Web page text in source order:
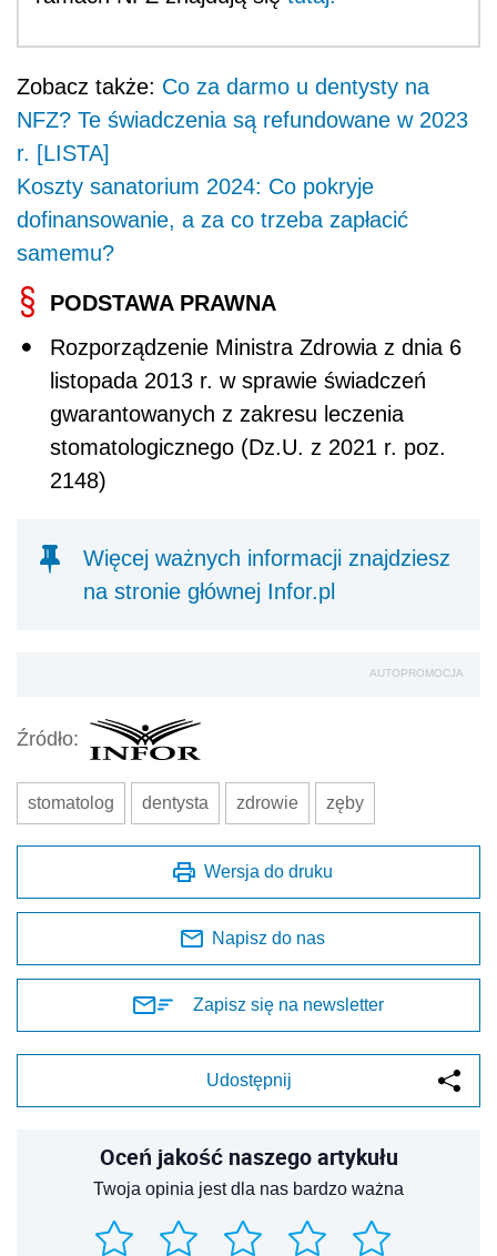
Zobacz także: Co za darmo u dentysty na
NFZ? Te świadczenia są refundowane w 2023
r. [LISTA]
Koszty sanatorium 2024: Co pokryje
dofinansowanie, a za co trzeba zapłacić
samemu?
PODSTAWA PRAWNA
Rozporządzenie Ministra Zdrowia z dnia 6
listopada 2013 r. w sprawie świadczeń
gwarantowanych z zakresu leczenia
stomatologicznego (Dz.U. z 2021 r. poz.
2148)
Więcej ważnych informacji znajdziesz
na stronie głównej Infor.pl
AUTOPROMOCJA
Źródło:
stomatolog dentysta zdrowie zęby
Wersja do druku
Napisz do nas
Zapisz się na newsletter
Udostępnij
Oceń jakość naszego artykułu
Twoja opinia jest dla nas bardzo ważna